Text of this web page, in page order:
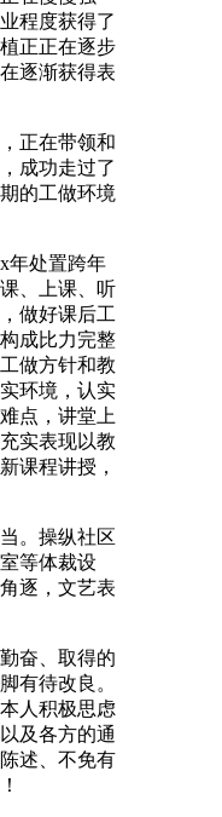
程度获得了
正正在逐步
逐渐获得表
正在带领和
成功走过了
的工做环境
处置跨年
、上课、听
做好课后工
成比力完整
做方针和教
环境，认实
点，讲堂上
实表现以教
课程讲授，
。操纵社区
等体裁设
逐，文艺表
奋、取得的
有待改良。
人积极思虑
及各方的通
述、不免有